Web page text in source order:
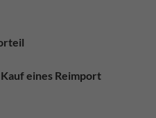
eines Reimport